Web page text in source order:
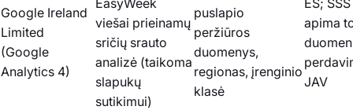
Google Ireland
Limited
(Google
Analytics 4)
EasyWeek
viešai prieinamų
sričių srauto
analizė (taikoma
slapukų
sutikimui)
puslapio
peržiūros
duomenys,
regionas, įrenginio
klasė
ES; SSS
apima
JAV